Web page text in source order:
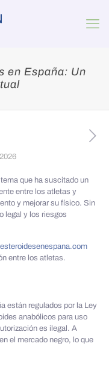
en España: Un
que ha suscitado un
entre los atletas y
y mejorar su físico. Sin
legal y los riesgos
esteroidesenespana.com
entre los atletas.
están regulados por la Ley
anabólicos para uso
es ilegal. A
el mercado negro, lo que